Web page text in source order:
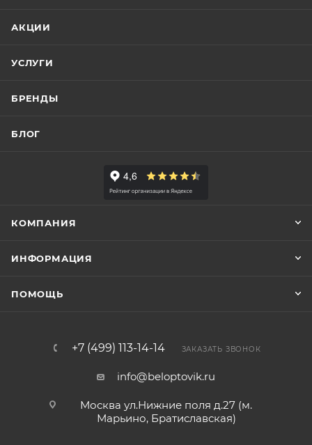
АКЦИИ
УСЛУГИ
БРЕНДЫ
БЛОГ
КОМПАНИЯ
ИНФОРМАЦИЯ
ПОМОЩЬ
+7 (499) 113-14-14 ЗАКАЗАТЬ ЗВОНОК
info@beloptovik.ru
Москва ул.Нижние поля д.27 (м.
Марьино, Братиславская)